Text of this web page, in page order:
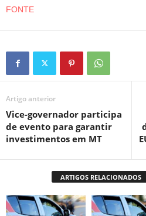
FONTE
Artigo anterior
Vice-governador participa
de evento para garantir
investimentos em MT
ARTIGOS RELACIONADOS